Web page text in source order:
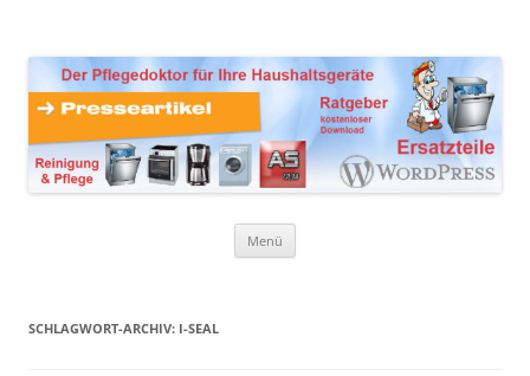
Haushaltsgeräte
Reinigungsprodukte und Pflegemittel
Menü
SCHLAGWORT-ARCHIV: I-SEAL